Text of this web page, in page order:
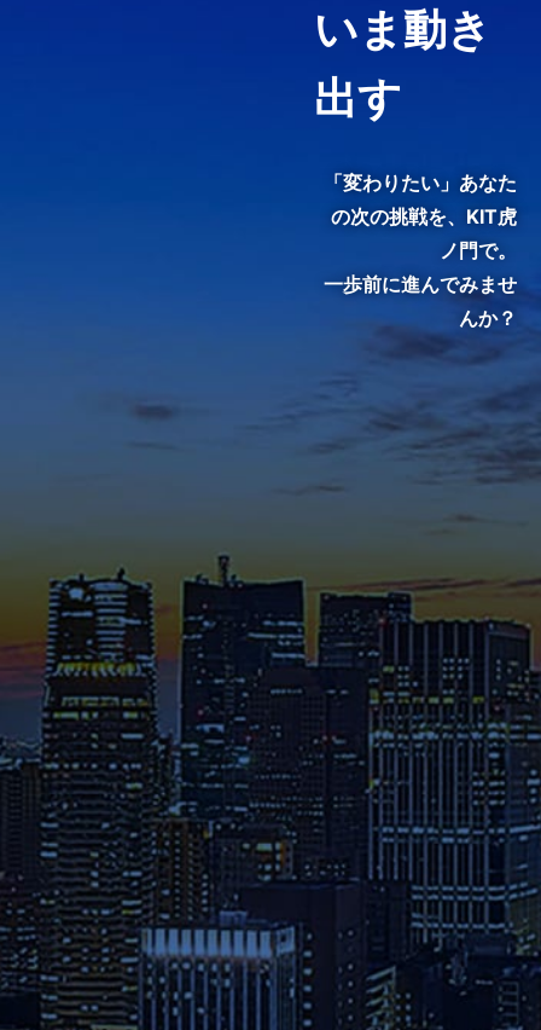
囲気やキャンパスの熱気を感じ
これまでに様々なメディアで紹
介された在学生や修了生の声、
さらには教員のメッセージ等を
ご覧ください。
募集要項
本学へのご出願を検討されてい
る方は、お早めに出願期間・試
験日程・提出書類・納入金など
の詳細をご確認ください。
資料請求
いま動き
出す
「変わりたい」あなた
の次の挑戦を、 KIT虎
ノ門で。
一歩前に進んでみませ
んか？